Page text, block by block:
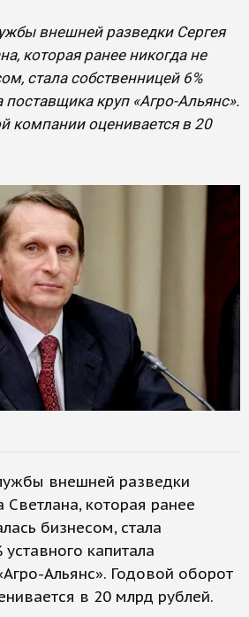
внешней разведки Сергея
которая ранее никогда не
стала собственницей 6%
поставщика круп «Агро-Альянс».
компании оценивается в 20
внешней разведки
которая ранее
бизнесом, стала
капитала
Альянс». Годовой оборот
в 20 млрд рублей.